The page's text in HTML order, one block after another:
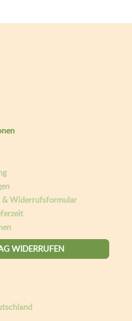
Widerrufsformular
WIDERRUFEN